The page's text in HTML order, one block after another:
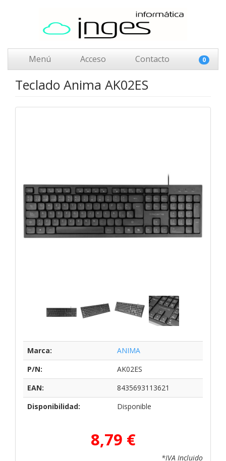
Menú Acceso Contacto 0
Teclado Anima AK02ES
Marca:
ANIMA
P/N:
AK02ES
EAN:
8435693113621
Disponibilidad:
Disponible
8,79 €
*IVA Incluido